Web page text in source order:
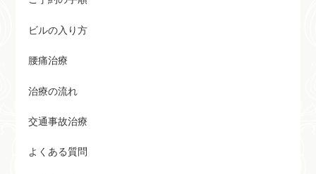
ビルの入り方
腰痛治療
治療の流れ
交通事故治療
よくある質問